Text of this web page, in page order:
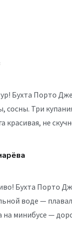
Бухта Порто
сосны. Три
красивая, не
Бухта Порто
воде —
на минибусе —